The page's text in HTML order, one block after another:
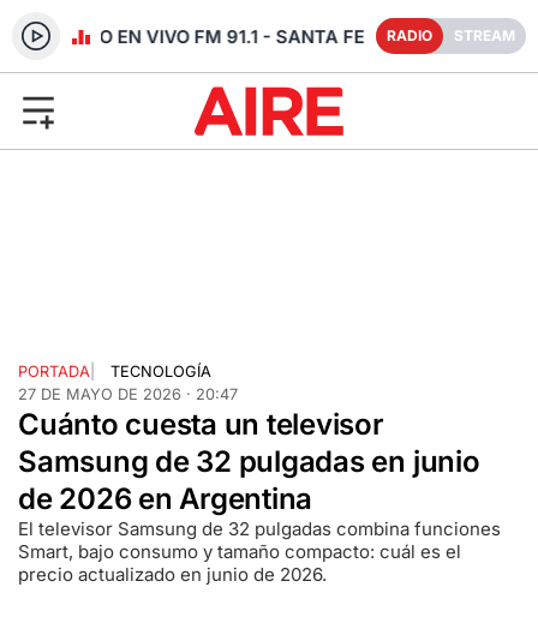
RADIO EN VIVO FM 91.1 - SANTA FE RADIO STREAM
PORTADA
TECNOLOGÍA
27 DE MAYO DE 2026 · 20:47
Cuánto cuesta un televisor
Samsung de 32 pulgadas en junio
de 2026 en Argentina
El televisor Samsung de 32 pulgadas combina funciones
Smart, bajo consumo y tamaño compacto: cuál es el
precio actualizado en junio de 2026.